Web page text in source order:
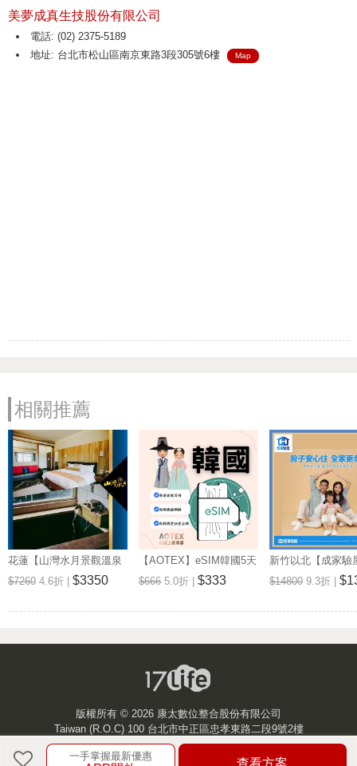
美夢成真生技股份有限公司
電話: (02) 2375-5189
地址: 台北市松山區南京東路3段305號6樓
Map
相關推薦
花蓮【山灣水月景觀溫泉
會館】景觀雙人房一泊一
食住宿券(MO)
$7260 4.6折 | $3350
【AOTEX】eSIM韓國5天
無限高速網路吃到飽兌換
券(MO)
$666 5.0折 | $333
新竹以北【成家驗
25坪 (三房格局)超
券 (MO)
$14800 9.3折 |
一手掌握最新優惠
查看方案
版權所有 © 2026 康太數位整合股份有限公司
Taiwan (R.O.C) 100 台北市中正區忠孝東路二段9號2樓